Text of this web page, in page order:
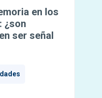
en los
¿son
ser señal